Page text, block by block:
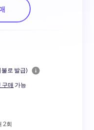
로 발급)
구매 가능
2회